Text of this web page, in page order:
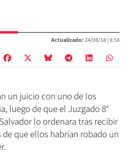
Actualizado:24/08/18 |9:58
un juicio con uno de los
luego de que el Juzgado 8°
lo ordenara tras recibir
que ellos habrían robado un